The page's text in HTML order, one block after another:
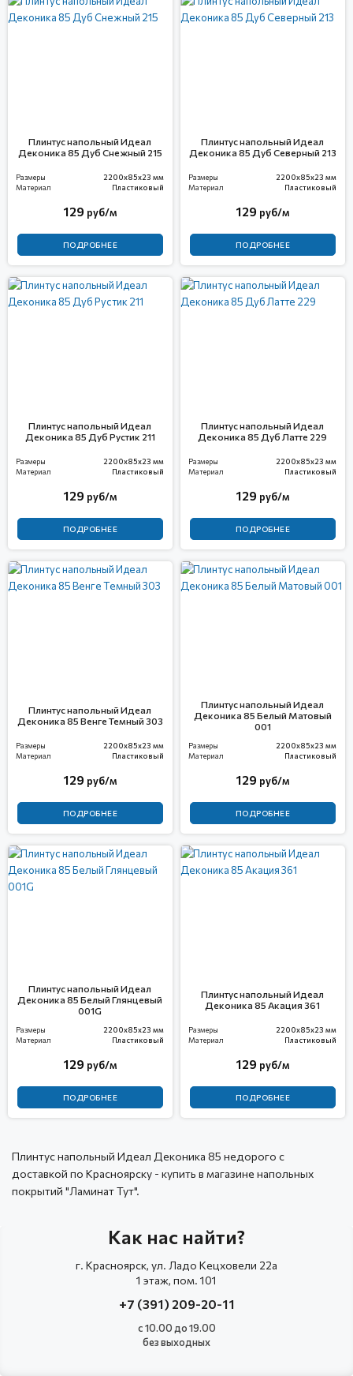
Плинтус напольный Идеал
Деконика 85 Дуб Снежный 215
Размеры
2200x85x23 мм
Материал
Пластиковый
129 руб/м
ПОДРОБНЕЕ
Плинтус напольный Идеал
Деконика 85 Дуб Северный 213
Размеры
2200x85x23 мм
Материал
Пластиковый
129 руб/м
ПОДРОБНЕЕ
Плинтус напольный Идеал
Деконика 85 Дуб Рустик 211
Размеры
2200x85x23 мм
Материал
Пластиковый
129 руб/м
ПОДРОБНЕЕ
Плинтус напольный Идеал
Деконика 85 Дуб Латте 229
Размеры
2200x85x23 мм
Материал
Пластиковый
129 руб/м
ПОДРОБНЕЕ
Плинтус напольный Идеал
Деконика 85 Венге Темный 303
Размеры
2200x85x23 мм
Материал
Пластиковый
129 руб/м
ПОДРОБНЕЕ
Плинтус напольный Идеал
Деконика 85 Белый Матовый
001
Размеры
2200x85x23 мм
Материал
Пластиковый
129 руб/м
ПОДРОБНЕЕ
Плинтус напольный Идеал
Деконика 85 Белый Глянцевый
001G
Размеры
2200x85x23 мм
Материал
Пластиковый
129 руб/м
ПОДРОБНЕЕ
Плинтус напольный Идеал
Деконика 85 Акация 361
Размеры
2200x85x23 мм
Материал
Пластиковый
129 руб/м
ПОДРОБНЕЕ
Плинтус напольный Идеал Деконика 85 недорого с
доставкой по Красноярску - купить в магазине напольных
покрытий "Ламинат Тут".
Как нас найти?
г. Красноярск, ул. Ладо Кецховели 22а
1 этаж, пом. 101
+7 (391) 209-20-11
с 10.00 до 19.00
без выходных